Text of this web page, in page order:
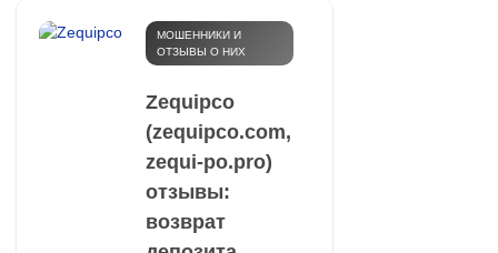
МОШЕННИКИ И
ОТЗЫВЫ О НИХ
Zequipco
(zequipco.com,
zequi-po.pro)
отзывы:
возврат